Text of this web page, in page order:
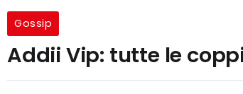
Gossip
Addii Vip: tutte le